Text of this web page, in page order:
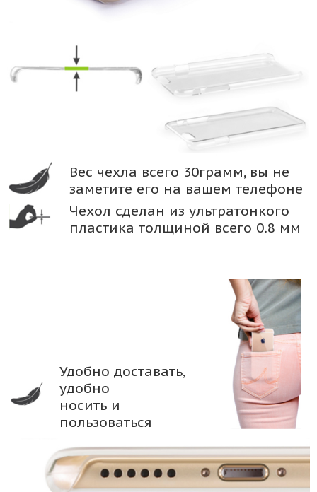
Вес чехла всего 30грамм, вы не
заметите его на вашем телефоне
Чехол сделан из ультратонкого
пластика толщиной всего 0.8 мм
Удобно доставать,
удобно
носить и
пользоваться